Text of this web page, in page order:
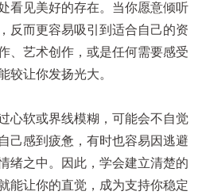
看见美好的存在。 当你愿意倾听
反而更容易吸引到适合自己的资
、艺术创作，或是任何需要感受
较让你发扬光大。
心软或界线模糊，可能会不自觉
己感到疲惫，有时也容易因逃避
绪之中。因此，学会建立清楚的
能让你的直觉，成为支持你稳定